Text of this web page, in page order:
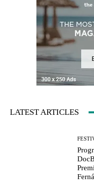
LATEST ARTICLES